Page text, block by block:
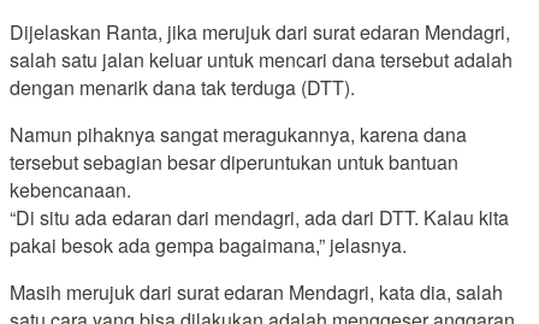
Dijelaskan Ranta, jika merujuk dari surat edaran Mendagri,
salah satu jalan keluar untuk mencari dana tersebut adalah
dengan menarik dana tak terduga (DTT).
Namun pihaknya sangat meragukannya, karena dana
tersebut sebagian besar diperuntukan untuk bantuan
kebencanaan.
“Di situ ada edaran dari mendagri, ada dari DTT. Kalau kita
pakai besok ada gempa bagaimana,” jelasnya.
Masih merujuk dari surat edaran Mendagri, kata dia, salah